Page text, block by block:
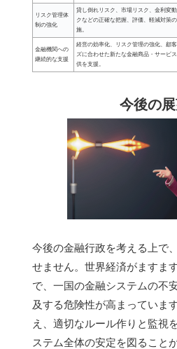
リスク管理体
制の強化
貸し倒れリスク、市場リスク、金利変
クなどの正確な把握、評価、軽減対策
施。
金融機関への
継続的な支援
経営の効率化、リスク管理の強化、顧
ズに合わせた新たな金融商品・サービ
供を支援。
今後の
今後の金融行政を考える上で、
せません。世界経済がますま
で、一国の金融システムの不
及する危険性が高まっていま
え、適切なルール作りと監視
ステム全体の安定を図ること